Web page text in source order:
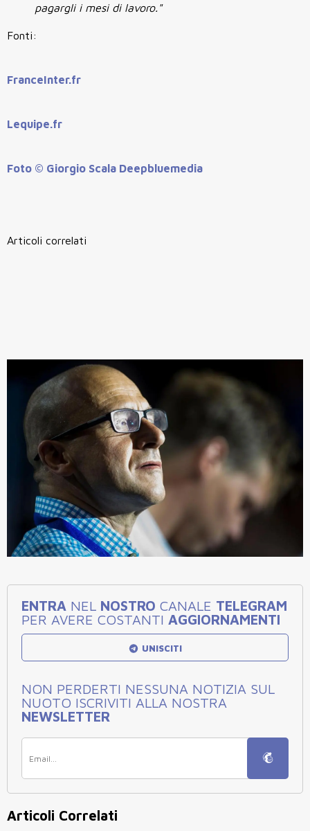
pagargli i mesi di lavoro."
Fonti:
FranceInter.fr
Lequipe.fr
Foto © Giorgio Scala Deepbluemedia
Articoli correlati
ENTRA NEL NOSTRO CANALE TELEGRAM
PER AVERE COSTANTI AGGIORNAMENTI
UNISCITI
NON PERDERTI NESSUNA NOTIZIA SUL
NUOTO ISCRIVITI ALLA NOSTRA
NEWSLETTER
Articoli Correlati